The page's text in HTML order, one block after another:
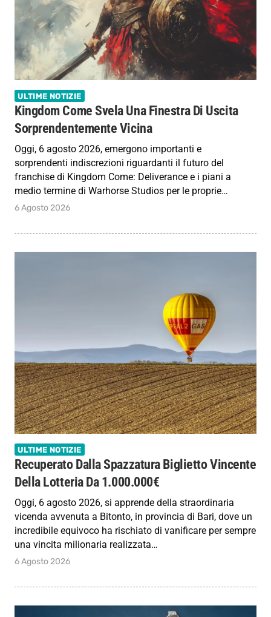
ULTIME NOTIZIE
Kingdom Come Svela Una Finestra Di Uscita
Sorprendentemente Vicina
Oggi, 6 agosto 2026, emergono importanti e
sorprendenti indiscrezioni riguardanti il futuro del
franchise di Kingdom Come: Deliverance e i piani a
medio termine di Warhorse Studios per le proprie…
6 Agosto 2026
ULTIME NOTIZIE
Recuperato Dalla Spazzatura Biglietto Vincente
Della Lotteria Da 1.000.000€
Oggi, 6 agosto 2026, si apprende della straordinaria
vicenda avvenuta a Bitonto, in provincia di Bari, dove un
incredibile equivoco ha rischiato di vanificare per sempre
una vincita milionaria realizzata…
6 Agosto 2026